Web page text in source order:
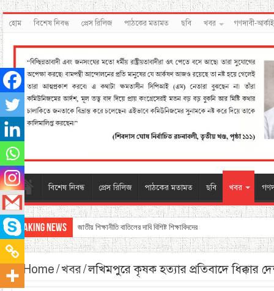
হোম বিশেষ নিবন্ধ প্রেস রিলিজ পাঠকের মতামত ছবি খবর গণদাবী-
বিশেষ নিবন্ধ প্রেস রিলিজ পাঠকের মতামত ছবি খবর
Breaking News জাতীয় শিক্ষানীতি বাতিলের দাবি বিশিষ্ট শিক্ষাবিদদের
Home/খবর/লখিমপুরে কৃষক হত্যার প্রতিবাদে ধিক্কার